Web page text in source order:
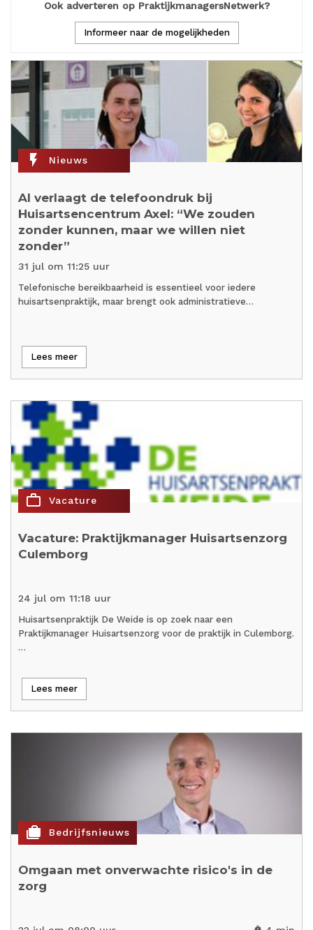
Ook adverteren op PraktijkmanagersNetwerk?
Informeer naar de mogelijkheden
flash_on Nieuws
AI verlaagt de telefoondruk bij
Huisartsencentrum Axel: “We zouden
zonder kunnen, maar we willen niet
zonder”
31 jul om 11:25 uur
Telefonische bereikbaarheid is essentieel voor iedere
huisartsenpraktijk, maar brengt ook administratieve…
Lees meer
work_outline Vacature
Vacature: Praktijkmanager Huisartsenzorg
Culemborg
24 jul om 11:18 uur
Huisartsenpraktijk De Weide is op zoek naar een
Praktijkmanager Huisartsenzorg voor de praktijk in Culemborg.
…
Lees meer
cases Bedrijfsnieuws
Omgaan met onverwachte risico's in de
zorg